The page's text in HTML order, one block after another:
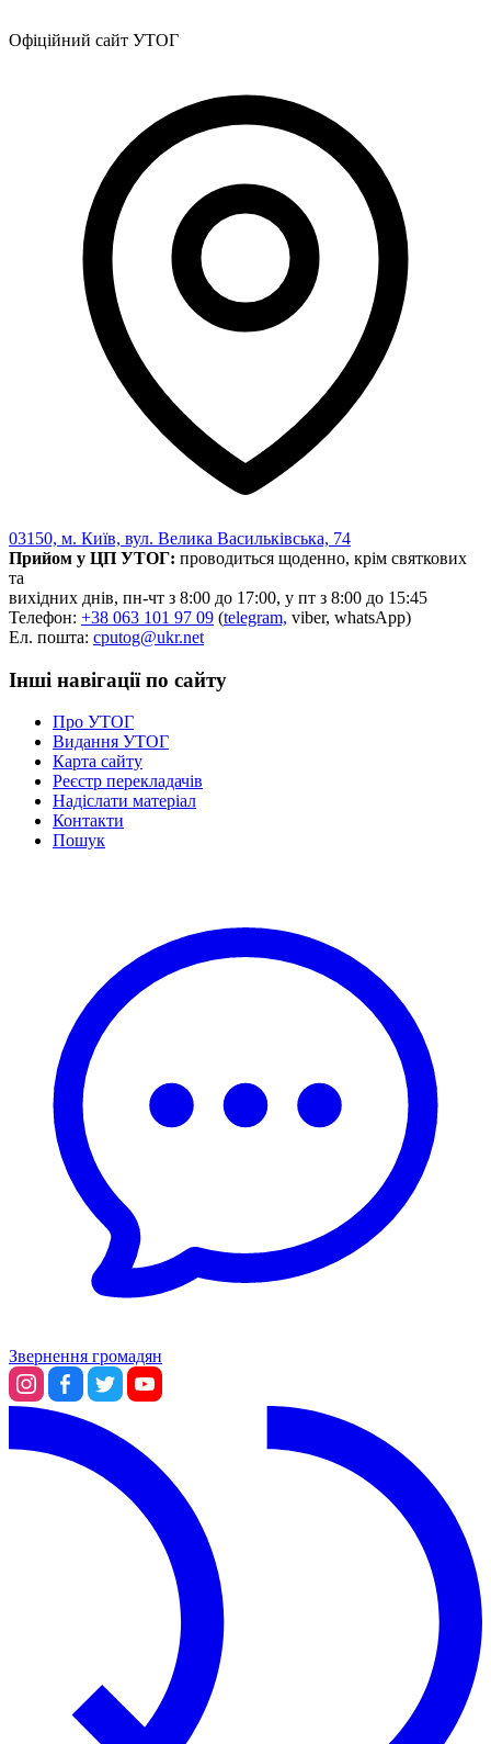
Офіційний сайт УТОГ
03150, м. Київ, вул. Велика Васильківська, 74
Прийом у ЦП УТОГ: проводиться щоденно, крім святкових
та
вихідних днів, пн-чт з 8:00 до 17:00, у пт з 8:00 до 15:45
Телефон: +38 063 101 97 09 (telegram, viber, whatsApp)
Ел. пошта: cputog@ukr.net
Інші навігації по сайту
Про УТОГ
Видання УТОГ
Карта сайту
Реєстр перекладачів
Надіслати матеріал
Контакти
Пошук
Звернення громадян